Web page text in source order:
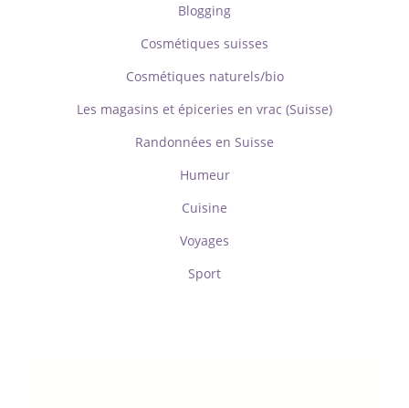
Blogging
Cosmétiques suisses
Cosmétiques naturels/bio
Les magasins et épiceries en vrac (Suisse)
Randonnées en Suisse
Humeur
Cuisine
Voyages
Sport